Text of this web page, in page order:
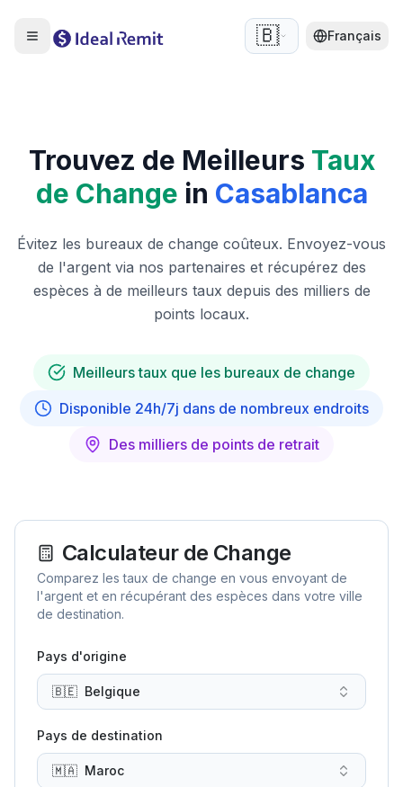
🇧🇪 Français
Trouvez de Meilleurs Taux
de Change in Casablanca
Évitez les bureaux de change coûteux. Envoyez-vous
de l'argent via nos partenaires et récupérez des
espèces à de meilleurs taux depuis des milliers de
points locaux.
Meilleurs taux que les bureaux de change
Disponible 24h/7j dans de nombreux endroits
Des milliers de points de retrait
Calculateur de Change
Comparez les taux de change en vous envoyant de
l'argent et en récupérant des espèces dans votre ville
de destination.
Pays d'origine
🇧🇪 Belgique
Pays de destination
🇲🇦 Maroc